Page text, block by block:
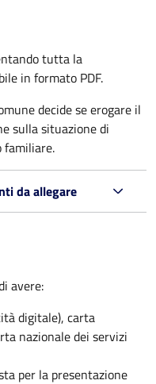
tutta la
in formato PDF.
decide se erogare il
sulla situazione di
familiare.
da allegare
avere:
digitale), carta
nazionale dei servizi
per la presentazione